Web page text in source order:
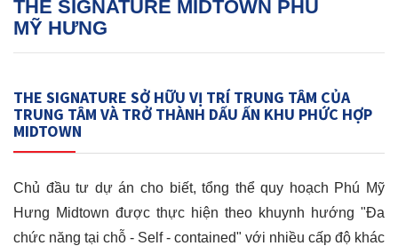
THE SIGNATURE MIDTOWN PHÚ
MỸ HƯNG
THE SIGNATURE SỞ HỮU VỊ TRÍ TRUNG TÂM CỦA
TRUNG TÂM VÀ TRỞ THÀNH DẤU ẤN KHU PHỨC HỢP
MIDTOWN
Chủ đầu tư dự án cho biết, tổng thể quy hoạch Phú Mỹ
Hưng Midtown được thực hiện theo khuynh hướng "Đa
chức năng tại chỗ - Self - contained" với nhiều cấp độ khác